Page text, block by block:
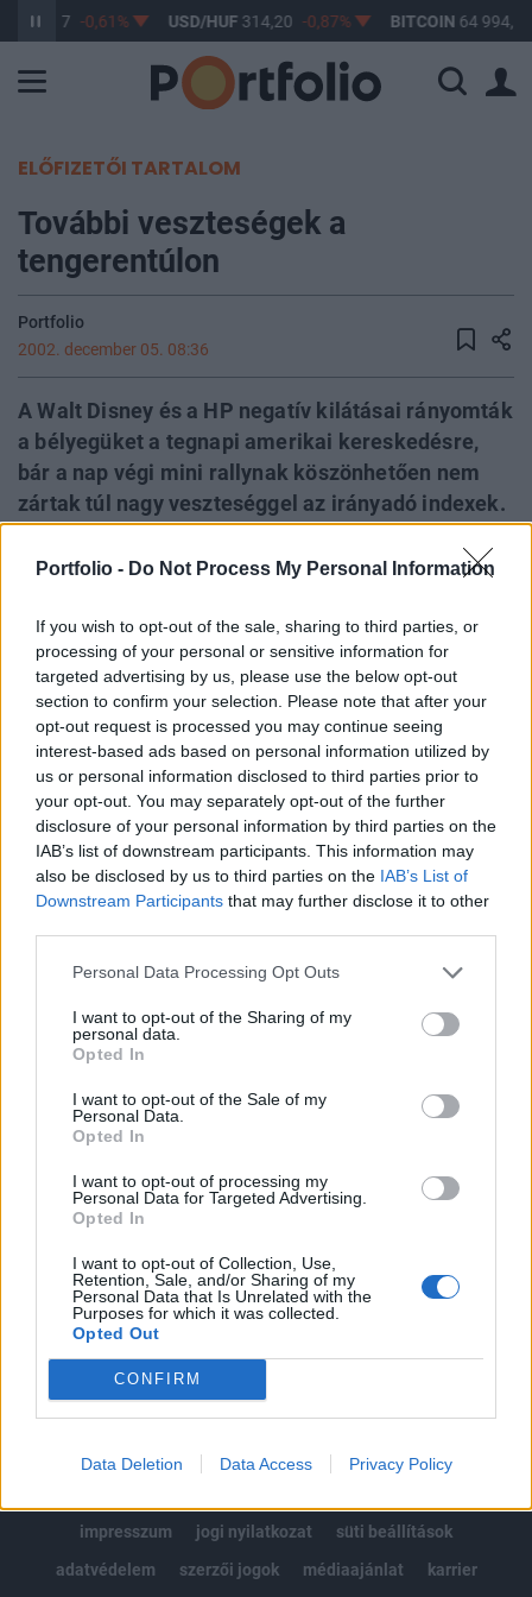
Portfolio - Do Not Process My Personal Information
If you wish to opt-out of the sale, sharing to third parties, or
processing of your personal or sensitive information for
targeted advertising by us, please use the below opt-out
section to confirm your selection. Please note that after your
opt-out request is processed you may continue seeing
interest-based ads based on personal information utilized by
us or personal information disclosed to third parties prior to
your opt-out. You may separately opt-out of the further
disclosure of your personal information by third parties on the
IAB’s list of downstream participants. This information may
also be disclosed by us to third parties on the IAB’s List of
Downstream Participants that may further disclose it to other
Personal Data Processing Opt Outs
I want to opt-out of the Sharing of my
personal data.
Opted In
I want to opt-out of the Sale of my
Personal Data.
Opted In
I want to opt-out of processing my
Personal Data for Targeted Advertising.
Opted In
I want to opt-out of Collection, Use,
Retention, Sale, and/or Sharing of my
Personal Data that Is Unrelated with the
Purposes for which it was collected.
Opted Out
CONFIRM
Data Deletion Data Access Privacy Policy
363,17 -0,61% USD/HUF 314,20 -0,87% BITCOIN 64 994,12
ELŐFIZETŐI TARTALOM
További veszteségek a
tengerentúlon
Portfolio
2002. december 05. 08:36
A Walt Disney és a HP negatív kilátásai rányomták
a bélyegüket a tegnapi amerikai kereskedésre,
bár a nap végi mini rallynak köszönhetően nem
zártak túl nagy veszteséggel az irányadó indexek.
a Nasdaq 1.3%-kal mérséklődött, így 1,430 ponton
918 pontra süllyedt.
4.6%-ot esett a Walt Disney azt követően, hogy a társaság
bejelentette, hogy 47 millió dollárral magasabb összeget
mutatott ki az előző negyedévben a nettó eredmény soron,
és csökkentette EPS előrejelzését a negyedik negyedévre.
4.5%-kal érnek kevesebbet a HP papírjai, a mérséklődés
elsősorban annak volt köszönhető, hogy a cég
csökkentette jövő évi árbevételi várakozását....
KEDVES OLVASÓNK!
A keresett cikk a portfolio.hu hírarchívumához
regisztrációhoz kötött.
Portfolio.hu teljes cikkarchívum
Kötéslisták: BÉT elmúlt 2 év napon belüli
MÁR ELŐFIZETŐNK VAGY?BEJELENTKEZÉS
impresszum
jogi nyilatkozat
süti beállítások
adatvédelem
szerzői jogok médiaajánlat karrier